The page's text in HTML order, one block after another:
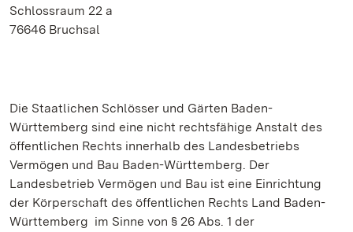
Schlossraum 22 a
76646 Bruchsal
Die Staatlichen Schlösser und Gärten Baden-
Württemberg sind eine nicht rechtsfähige Anstalt des
öffentlichen Rechts innerhalb des Landesbetriebs
Vermögen und Bau Baden-Württemberg. Der
Landesbetrieb Vermögen und Bau ist eine Einrichtung
der Körperschaft des öffentlichen Rechts Land Baden-
Württemberg im Sinne von § 26 Abs. 1 der